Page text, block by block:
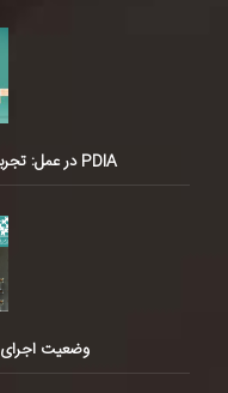
PDIA در عمل: تجربه مدیریت تعارض منافع در ایران
وضعیت اجرای